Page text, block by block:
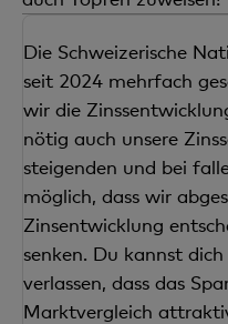
einen bestimmten
Nach einer
kannst du diesen
Oder du erhältst
sofortige
(üblicherweise 2%
Betrag), und teilst
einverstanden bist.
Auszahlung frei.
kostenloser
kostenloser
kostenloser
einem kostenlosen
einem kostenlosen
zu investieren. Zum
Anlagelösung bereits
weiterhin mit den
Sparen» ist eine
nicht möglich.
Wir sind regelmässig
machen und nehmen
in der App und zur
Die Schweizerische
seit 2024 mehrfach
wir die
nötig auch unsere
steigenden und bei
möglich, dass wir
Zinsentwicklung
senken. Du kannst
verlassen, dass das
Marktvergleich